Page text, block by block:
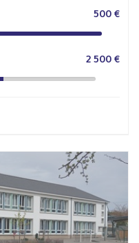
500 €
2 500 €